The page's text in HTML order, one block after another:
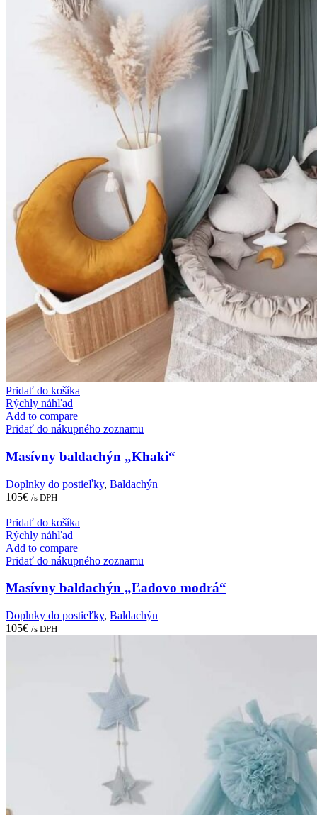
Pridať do košíka
Rýchly náhľad
Add to compare
Pridať do nákupného zoznamu
Masívny baldachýn „Khaki“
Doplnky do postieľky, Baldachýn
105€ /s DPH
Pridať do košíka
Rýchly náhľad
Add to compare
Pridať do nákupného zoznamu
Masívny baldachýn „Ľadovo modrá“
Doplnky do postieľky, Baldachýn
105€ /s DPH